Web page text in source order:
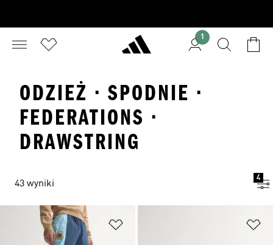
1
ODZIEŻ · SPODNIE ·
FEDERATIONS ·
DRAWSTRING
43 wyniki
4